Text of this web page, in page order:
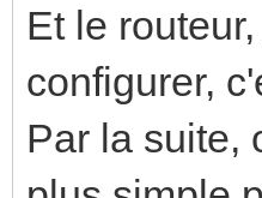
Et le
configurer,
Par la suite,